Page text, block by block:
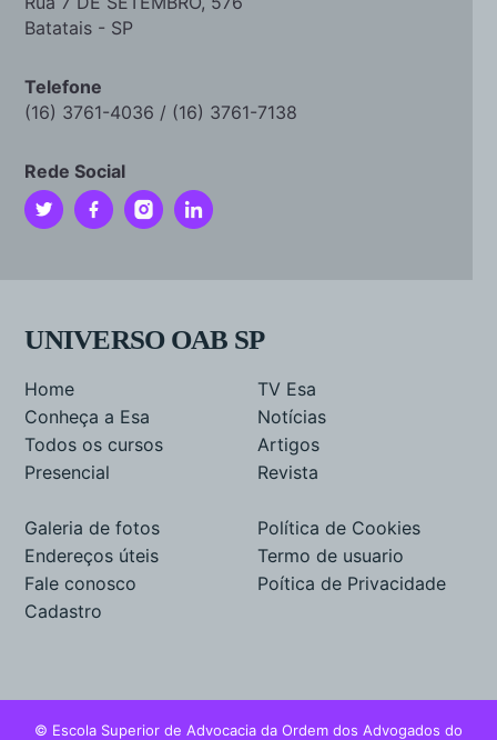
Batatais - SP
Telefone
(16) 3761-4036 / (16) 3761-7138
Rede Social
UNIVERSO OAB SP
Home
Conheça a Esa
Todos os cursos
Presencial
TV Esa
Notícias
Artigos
Revista
Galeria de fotos
Endereços úteis
Fale conosco
Cadastro
Política de Cookies
Termo de usuario
Poítica de Privacidade
© Escola Superior de Advocacia da Ordem dos Advogados do